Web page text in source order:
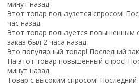
минут назад
Этот товар пользузется спросом!
час назад
Этот товар пользуется повышенным
заказ был 2 часа назад
Это популярный товар! Последний
На этот товар повышенный спрос!
минут назад
Товар с высоким спросом! Последний